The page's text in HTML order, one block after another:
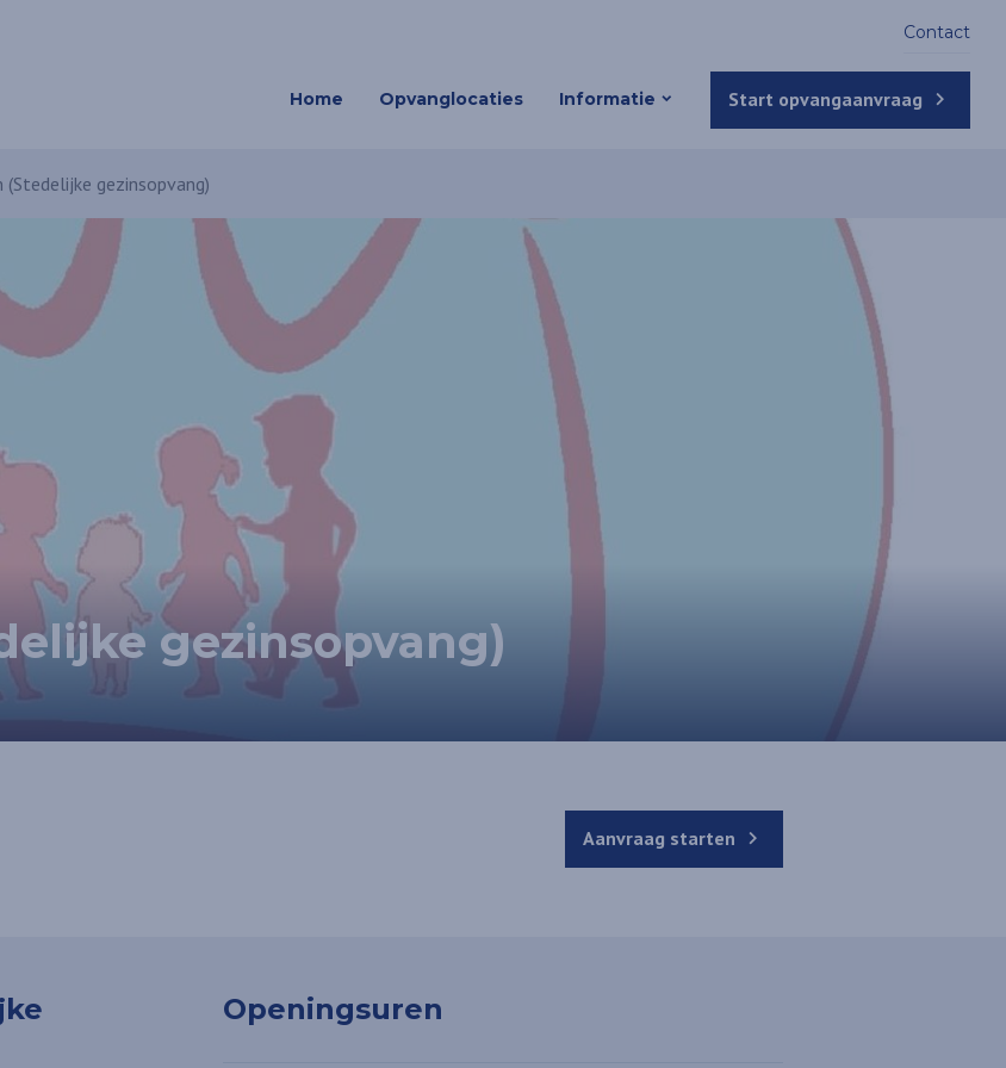
Home Opvanglocaties Informatie Start opvangaanvraag
Contact
(Stedelijke gezinsopvang)
gezinsopvang)
Aanvraag starten
Openingsuren